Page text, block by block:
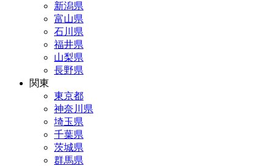
新潟県
富山県
石川県
福井県
山梨県
長野県
関東
東京都
神奈川県
埼玉県
千葉県
茨城県
群馬県